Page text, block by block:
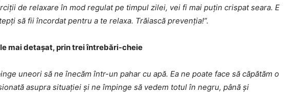
de relaxare în mod regulat pe timpul zilei, vei fi mai puțin crispat seara. E
să fii încordat pentru a te relaxa. Trăiască prevenția!”.
mai detașat, prin trei întrebări-cheie
uneori să ne înecăm într-un pahar cu apă. Ea ne poate face să căpătăm o
asupra situației și ne împinge să vedem totul în negru, până și